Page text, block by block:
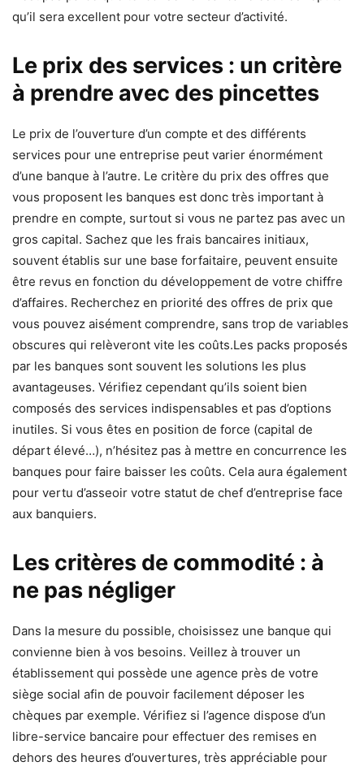
qu’il sera excellent pour votre secteur d’activité.
Le prix des services : un critère
à prendre avec des pincettes
Le prix de l’ouverture d’un compte et des différents
services pour une entreprise peut varier énormément
d’une banque à l’autre. Le critère du prix des offres que
vous proposent les banques est donc très important à
prendre en compte, surtout si vous ne partez pas avec un
gros capital. Sachez que les frais bancaires initiaux,
souvent établis sur une base forfaitaire, peuvent ensuite
être revus en fonction du développement de votre chiffre
d’affaires. Recherchez en priorité des offres de prix que
vous pouvez aisément comprendre, sans trop de variables
obscures qui relèveront vite les coûts.Les packs proposés
par les banques sont souvent les solutions les plus
avantageuses. Vérifiez cependant qu’ils soient bien
composés des services indispensables et pas d’options
inutiles. Si vous êtes en position de force (capital de
départ élevé…), n’hésitez pas à mettre en concurrence les
banques pour faire baisser les coûts. Cela aura également
pour vertu d’asseoir votre statut de chef d’entreprise face
aux banquiers.
Les critères de commodité : à
ne pas négliger
Dans la mesure du possible, choisissez une banque qui
convienne bien à vos besoins. Veillez à trouver un
établissement qui possède une agence près de votre
siège social afin de pouvoir facilement déposer les
chèques par exemple. Vérifiez si l’agence dispose d’un
libre-service bancaire pour effectuer des remises en
dehors des heures d’ouvertures, très appréciable pour